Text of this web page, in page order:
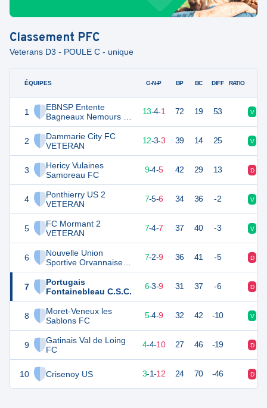
Classement PFC
Veterans D3 - POULE C - unique
ÉQUIPES
1
EBNSP Entente
Bagneaux Nemours St
Pierre VETERAN
2
Dammarie City FC
VETERAN
3
Hericy Vulaines
Samoreau FC
4
Ponthierry US 2
VETERAN
5
FC Mormant 2
VETERAN
6
Nouvelle Union
Sportive Orvannaise
Foot
7
Portugais
Fontainebleau C.S.C.
8
Moret-Veneux les
Sablons FC
9
Gatinais Val de Loing
FC
10 Crisenoy US
G-N-P BP BC DIFF RATIO
13-4-1 72 19 53 V
38 12-3-3 39 14 25 V
9-4-5 42 29 13 D
26 7-5-6 34 36 -2 V
7-4-7 37 40 -3 V
23 7-2-9 36 41 -5 D
21 18 6-3-9 31 37 -6 D
19 5-4-9 32 42 -10 V
16 18 4-4-10 27 46 -19 D
3-1-12 24 70 -46 D